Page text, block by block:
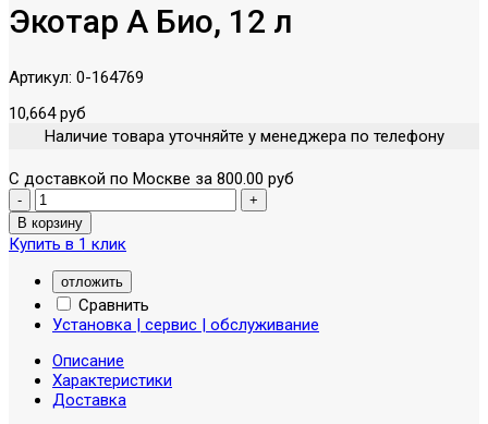
Экотар А Био, 12 л
Артикул: 0-164769
10,664 руб
Наличие товара уточняйте у менеджера по телефону
С доставкой по Москве за 800.00 руб
Купить в 1 клик
отложить
Сравнить
Установка | сервис | обслуживание
Описание
Характеристики
Доставка